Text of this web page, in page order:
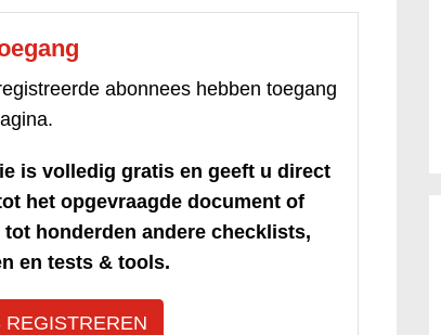
abonnees hebben toegang
is volledig gratis en geeft u direct
het opgevraagde document of
tot honderden andere checklists,
en tests & tools.
REGISTREREN